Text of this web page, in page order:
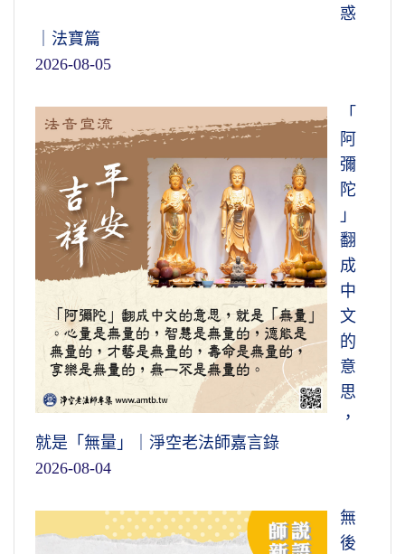
惑
｜法寶篇
2026-08-05
「
阿
彌
陀
」
翻
成
中
文
的
意
思
，
就是「無量」｜淨空老法師嘉言錄
2026-08-04
無
後